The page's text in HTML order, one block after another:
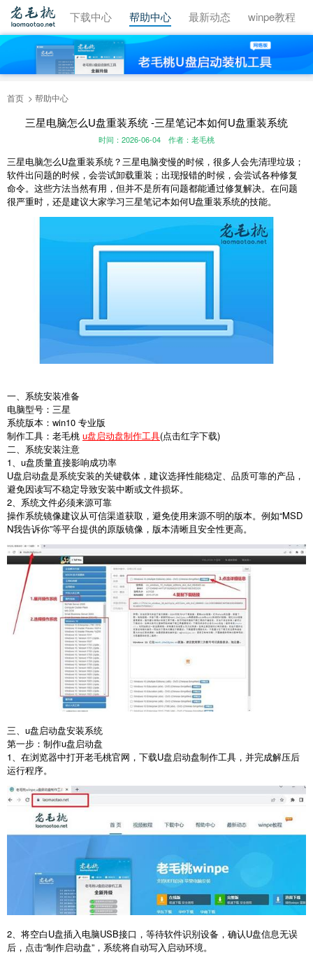
视频教程 下载中心 帮助中心 最新动态 winpe教程
首页 帮助中心
三星电脑怎么U盘重装系统 -三星笔记本如何U盘重装系统
时间：2026-06-04 作者：老毛桃
三星电脑怎么U盘重装系统？三星电脑变慢的时候，很多人会先清理垃圾；
软件出问题的时候，会尝试卸载重装；出现报错的时候，会尝试各种修复
命令。这些方法当然有用，但并不是所有问题都能通过修复解决。在问题
很严重时，还是建议大家学习三星笔记本如何U盘重装系统的技能。
一、系统安装准备
电脑型号：三星
系统版本：win10 专业版
制作工具：老毛桃 u盘启动盘制作工具(点击红字下载)
二、系统安装注意
1、u盘质量直接影响成功率
U盘启动盘是系统安装的关键载体，建议选择性能稳定、品质可靠的产品，
避免因读写不稳定导致安装中断或文件损坏。
2、系统文件必须来源可靠
操作系统镜像建议从可信渠道获取，避免使用来源不明的版本。例如“MSD
N我告诉你”等平台提供的原版镜像，版本清晰且安全性更高。
三、u盘启动盘安装系统
第一步：制作u盘启动盘
1、在浏览器中打开老毛桃官网，下载U盘启动盘制作工具，并完成解压后
运行程序。
2、将空白U盘插入电脑USB接口，等待软件识别设备，确认U盘信息无误
后，点击“制作启动盘”，系统将自动写入启动环境。